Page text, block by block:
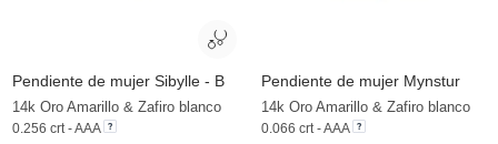
Pendiente de mujer Sibylle - B
14k Oro Amarillo & Zafiro blanco
0.256 crt - AAA
Pendiente de mujer Mynstur
14k Oro Amarillo & Zafiro blanco
0.066 crt - AAA